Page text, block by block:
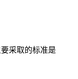
采取的标准是